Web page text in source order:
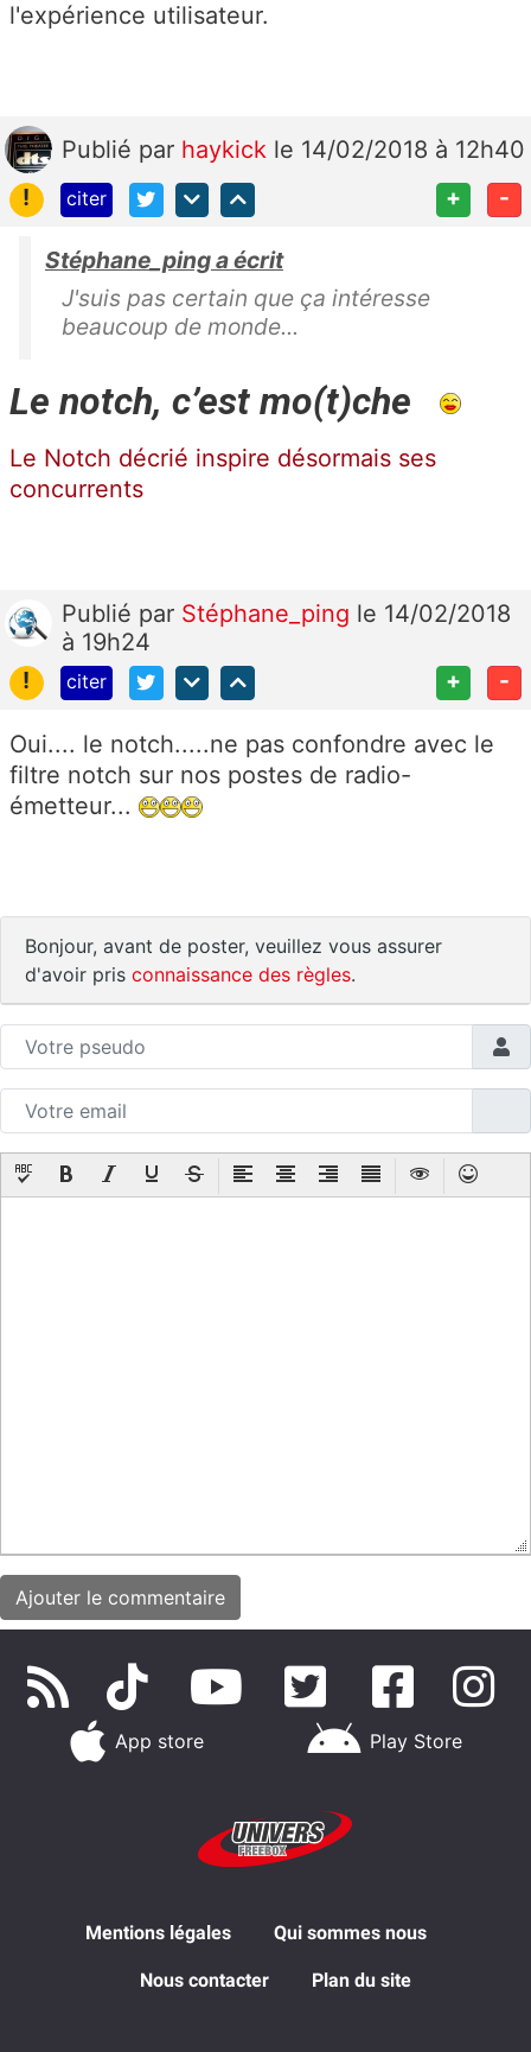
l'expérience utilisateur.
Publié par haykick le 14/02/2018 à 12h40
!
citer + -
Stéphane_ping a écrit
J'suis pas certain que ça intéresse
beaucoup de monde...
Le notch, c’est mo(t)che
Le Notch décrié inspire désormais ses
concurrents
Publié par Stéphane_ping le 14/02/2018
à 19h24
!
citer + -
Oui.... le notch.....ne pas confondre avec le
filtre notch sur nos postes de radio-
émetteur...
Bonjour, avant de poster, veuillez vous assurer
d'avoir pris connaissance des règles.
App store Play Store
Mentions légales Qui sommes nous
Nous contacter Plan du site